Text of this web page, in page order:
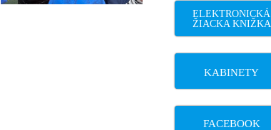
ELEKTRONICKÁ
ŽIACKA KNIŽKA
KABINETY
FACEBOOK